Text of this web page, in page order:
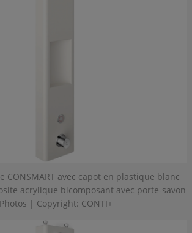
CONSMART avec capot en plastique blanc
acrylique bicomposant avec porte-savon
| Copyright: CONTI+